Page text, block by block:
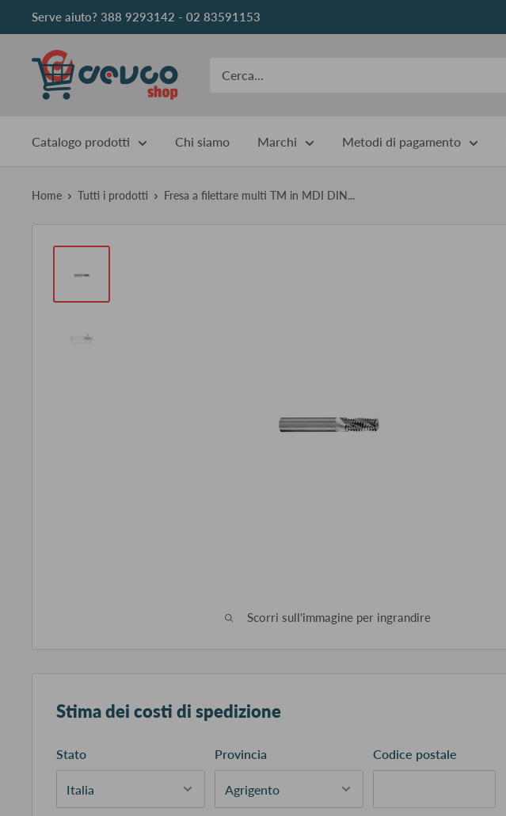
al
contenuto
Serve aiuto? 388 9293142 - 02 83591153
DEVCOshop
Catalogo prodotti Chi siamo Marchi Metodi di pagamento
Home Tutti i prodotti Fresa a filettare multi TM in MDI DIN...
Scorri sull'immagine per ingrandire
Stima dei costi di spedizione
Stato Provincia Codice postale